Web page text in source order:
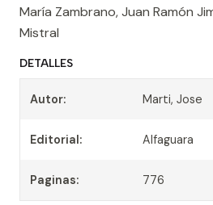
María Zambrano, Juan Ramón
Mistral
DETALLES
Autor: Marti, Jose
Editorial: Alfaguara
Paginas: 776